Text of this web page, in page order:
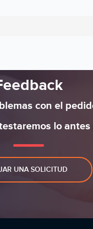
con el
lo
UNA SOLICITUD